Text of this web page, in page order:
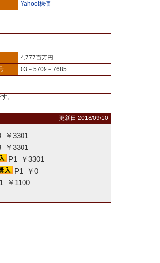
Yahoo!株価
4,777百万円
03－5709－7685
。
更新日 2018/09/10
￥3301
￥3301
P1 ￥3301
P1 ￥0
￥1100